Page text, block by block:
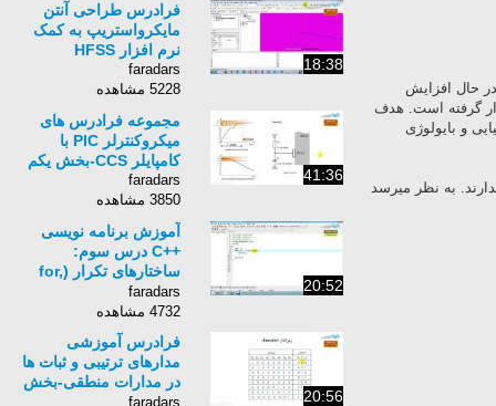
حال افزایش
گرفته است. هدف
و بایولوژی
به نظر میرسد
18:38
فرادرس طراحی آنتن
مایکرواستریپ به کمک
نرم افزار HFSS
faradars
5228 مشاهده
41:36
مجموعه فرادرس های
میکروکنترلر PIC با
کامپایلر CCS-بخش یکم
faradars
3850 مشاهده
20:52
آموزش برنامه نویسی
++C درس سوم:
ساختارهای تکرار (for,
while, do while) (الف)
faradars
4732 مشاهده
20:56
فرادرس آموزشی
مدارهای ترتیبی و ثبات ها
در مدارات منطقی-بخش
سوم
faradars